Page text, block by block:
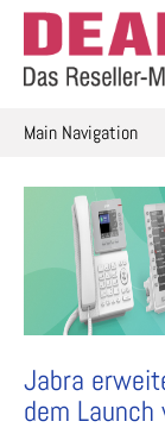
Skip
content
Main Navigation
Jabra
dem